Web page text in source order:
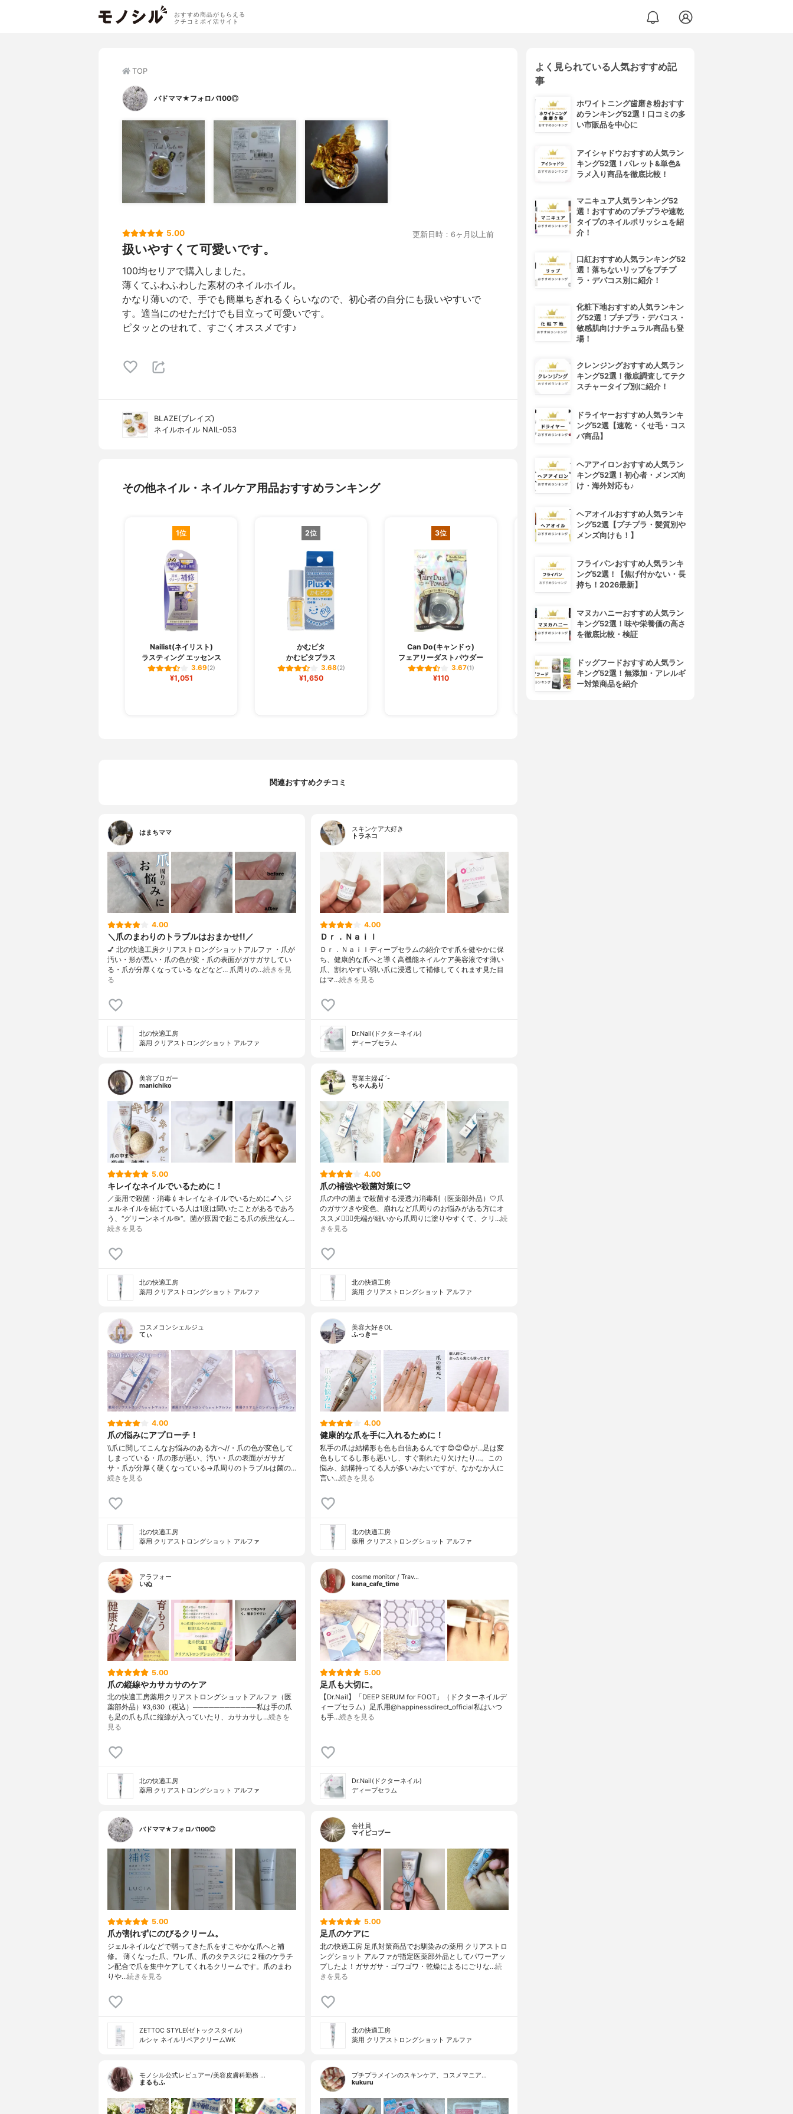
おすすめ商品がもらえる
クチコミポイ活サイト
TOP
バドママ★フォロバ100◎
5.00 更新日時：6ヶ月以上前
扱いやすくて可愛いです。
100均セリアで購入しました。
薄くてふわふわした素材のネイルホイル。
かなり薄いので、手でも簡単ちぎれるくらいなので、初心者の自分にも扱いやすいで
す。適当にのせただけでも目立って可愛いです。
ピタッとのせれて、すごくオススメです♪
BLAZE(ブレイズ)
ネイルホイル NAIL-053
その他ネイル・ネイルケア用品おすすめランキング
1位
Nailist(ネイリスト)
ラスティング エッセンス
3.69(2)
¥1,051
2位
かむピタ
かむピタプラス
3.68(2)
¥1,650
3位
Can Do(キャンドゥ)
フェアリーダストパウダー
3.67(1)
¥110
4位
タム)
ハンドベール ビューティー プ
レミアムリッチネイル
3.66(2)
ディープセラム
関連おすすめクチコミ
はまちママ
4.00
＼爪のまわりのトラブルはおまかせ!!／
💅 北の快適工房クリアストロングショットアルファ ・爪が
汚い・形が悪い・爪の色が変・爪の表面がガサガサしてい
る・爪が分厚くなっている などなど… 爪周りの…続きを見
る
北の快適工房
薬用 クリアストロングショット アルファ
スキンケア大好き
トラネコ
4.00
Ｄｒ．Ｎａｉｌ
Ｄｒ．Ｎａｉｌディープセラムの紹介です爪を健やかに保
ち、健康的な爪へと導く高機能ネイルケア美容液です薄い
爪、割れやすい弱い爪に浸透して補修してくれます見た目
はマ…続きを見る
Dr.Nail(ドクターネイル)
ディープセラム
美容ブロガー
manichiko
5.00
キレイなネイルでいるために！
／薬用で殺菌・消毒💉キレイなネイルでいるために💅＼ジ
ェルネイルを続けている人は1度は聞いたことがあるであろ
う、“グリーンネイル🦠“。菌が原因で起こる爪の疾患なん…
続きを見る
北の快適工房
薬用 クリアストロングショット アルファ
専業主婦🍒´-
ちゃんあり
4.00
爪の補強や殺菌対策に♡
爪の中の菌まで殺菌する浸透力消毒剤（医薬部外品）🤍爪
のガサツきや変色、崩れなど爪周りのお悩みがある方にオ
ススメ🙋🏻‍♀️先端が細いから爪周りに塗りやすくて、クリ…続
きを見る
北の快適工房
薬用 クリアストロングショット アルファ
コスメコンシェルジュ
てぃ
4.00
爪の悩みにアプローチ！
\\爪に関してこんなお悩みのある方へ//・爪の色が変色して
しまっている・爪の形が悪い、汚い・爪の表面がガサガ
サ・爪が分厚く硬くなっている→爪周りのトラブルは菌の…
続きを見る
北の快適工房
薬用 クリアストロングショット アルファ
美容大好きOL
ふっきー
4.00
健康的な爪を手に入れるために！
私手の爪は結構形も色も自信あるんです😊😊😊が…足は変
色もしてるし形も悪いし、すぐ割れたり欠けたり…。この
悩み、結構持ってる人が多いみたいですが、なかなか人に
言い…続きを見る
北の快適工房
薬用 クリアストロングショット アルファ
アラフォー
いぬ
5.00
爪の縦線やカサカサのケア
北の快適工房薬用クリアストロングショットアルファ（医
薬部外品）¥3,630（税込）────────────私は手の爪
も足の爪も爪に縦線が入っていたり、カサカサし…続きを
見る
北の快適工房
薬用 クリアストロングショット アルファ
cosme monitor / Trav…
kana_cafe_time
5.00
足爪も大切に。
【Dr.Nail】「DEEP SERUM for FOOT」（ドクターネイルデ
ィープセラム）足爪用@happinessdirect_official私はいつ
も手…続きを見る
Dr.Nail(ドクターネイル)
ディープセラム
バドママ★フォロバ100◎
5.00
爪が割れずにのびるクリーム。
ジェルネイルなどで弱ってきた爪をすこやかな爪へと補
修。 薄くなった爪、ワレ爪、爪のタテスジに２種のケラチ
ン配合で爪を集中ケアしてくれるクリームです。爪のまわ
りや…続きを見る
ZETTOC STYLE(ゼトックスタイル)
ルシャ ネイルリペアクリームWK
会社員
マイピコブー
5.00
足爪のケアに
北の快適工房 足爪対策商品でお馴染みの薬用 クリアストロ
ングショット アルファが指定医薬部外品としてパワーアッ
プしたよ！ガサガサ・ゴワゴワ・乾燥によるにごりな…続
きを見る
北の快適工房
薬用 クリアストロングショット アルファ
モノシル公式レビュアー/美容皮膚科勤務 …
まるもふ
プチプラメインのスキンケア、コスメマニア…
kukuru
よく見られている人気おすすめ記
事
ホワイトニング歯磨き粉おすす
めランキング52選！口コミの多
い市販品を中心に
アイシャドウおすすめ人気ラン
キング52選！パレット&単色&
ラメ入り商品を徹底比較！
マニキュア人気ランキング52
選！おすすめのプチプラや速乾
タイプのネイルポリッシュを紹
介！
口紅おすすめ人気ランキング52
選！落ちないリップをプチプ
ラ・デパコス別に紹介！
化粧下地おすすめ人気ランキン
グ52選！プチプラ・デパコス・
敏感肌向けナチュラル商品も登
場！
クレンジングおすすめ人気ラン
キング52選！徹底調査してテク
スチャータイプ別に紹介！
ドライヤーおすすめ人気ランキ
ング52選【速乾・くせ毛・コス
パ商品】
ヘアアイロンおすすめ人気ラン
キング52選！初心者・メンズ向
け・海外対応も♪
ヘアオイルおすすめ人気ランキ
ング52選【プチプラ・髪質別や
メンズ向けも！】
フライパンおすすめ人気ランキ
ング52選！【焦げ付かない・長
持ち！2026最新】
マヌカハニーおすすめ人気ラン
キング52選！味や栄養価の高さ
を徹底比較・検証
ドッグフードおすすめ人気ラン
キング52選！無添加・アレルギ
ー対策商品を紹介